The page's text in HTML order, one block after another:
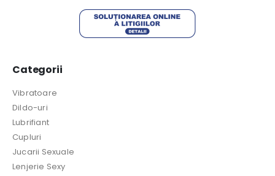
Categorii
Vibratoare
Dildo-uri
Lubrifiant
Cupluri
Jucarii Sexuale
Lenjerie Sexy